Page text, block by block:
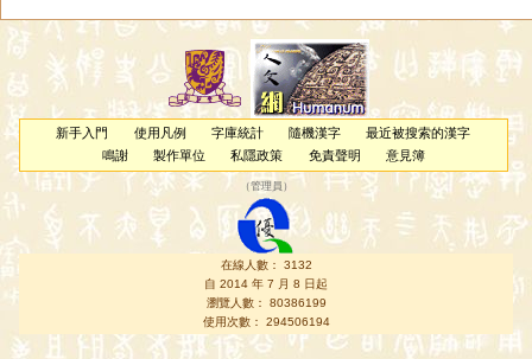
新手入門 使用凡例 字庫統計 隨機漢字
最近被搜索的漢字
鳴謝
製作單位 私隱政策 免責聲明 意見簿
（管理員 ）
在線人數： 3132
自 2014 年 7 月 8 日起
瀏覽人數： 80386199
使用次數： 294506194